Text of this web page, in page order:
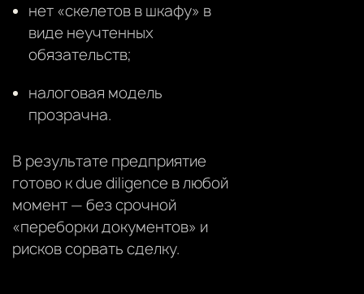
нет «скелетов в шкафу» в
виде неучтенных
обязательств;
налоговая модель
прозрачна.
В результате предприятие
готово к due diligence в любой
момент — без срочной
«переборки документов» и
рисков сорвать сделку.